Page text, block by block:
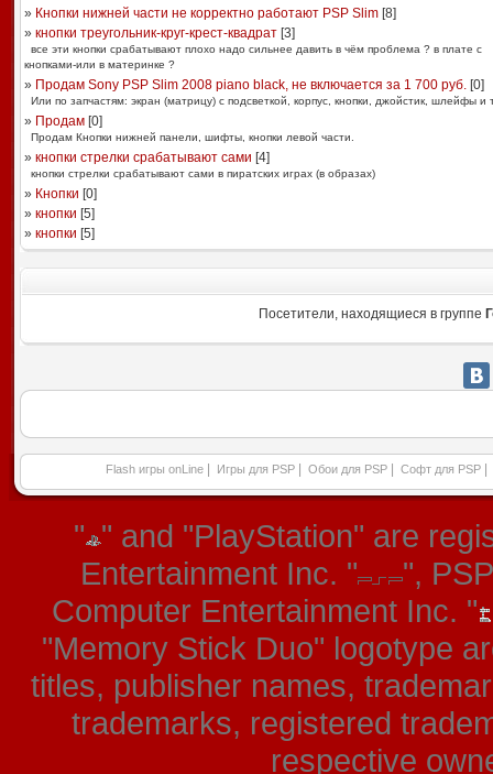
» Кнопки нижней части не корректно работают PSP Slim[8]
» кнопки треугольник-круг-крест-квадрат[3]
все эти кнопки срабатывают плохо надо сильнее давить в чём проблема ? в плате с
кнопками-или в материнке ?
» Продам Sony PSP Slim 2008 piano black, не включается за 1 700 руб.[0]
Или по запчастям: экран (матрицу) с подсветкой, корпус, кнопки, джойстик, шлейфы и
» Продам[0]
Продам Кнопки нижней панели, шифты, кнопки левой части.
» кнопки стрелки срабатывают сами [4]
кнопки стрелки срабатывают сами в пиратских играх (в образах)
» Кнопки [0]
» кнопки [5]
» кнопки [5]
Посетители, находящиеся в группе
Flash игры onLine Игры для PSP Обои для PSP Софт для PSP
" " and "PlayStation" are
Entertainment Inc. "
",
Computer Entertainment Inc. "
"Memory Stick Duo" logotype
titles, publisher names,
trademarks, registered
respective